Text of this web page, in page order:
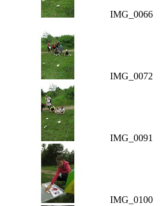
IMG_0066
IMG_0072
IMG_0091
IMG_0100